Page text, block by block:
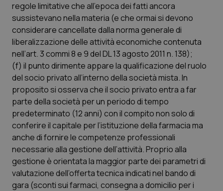
regole limitative che all’epoca dei fatti ancora
sussistevano nella materia (e che ormai si devono
considerare cancellate dalla norma generale di
liberalizzazione delle attività economiche contenuta
nell’art. 3 commi 8 e 9 del DL 13 agosto 2011 n. 138);
(f) il punto dirimente appare la qualificazione del ruolo
del socio privato all’interno della società mista. In
proposito si osserva che il socio privato entra a far
parte della società per un periodo di tempo
predeterminato (12 anni) con il compito non solo di
conferire il capitale per l’istituzione della farmacia ma
anche di fornire le competenze professionali
necessarie alla gestione dell’attività. Proprio alla
gestione è orientata la maggior parte dei parametri di
valutazione dell’offerta tecnica indicati nel bando di
gara (sconti sui farmaci, consegna a domicilio per i
VISITOR_PRIVACY_METADATA
YouTube
CookieScriptConsent
CookieScript
www.quotidianosanita.it